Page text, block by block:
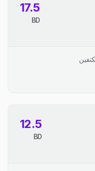
17.5
BD
12.5
BD